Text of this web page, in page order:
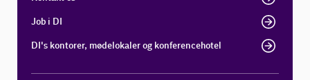
Job i DI
DI's kontorer, mødelokaler og konferencehotel